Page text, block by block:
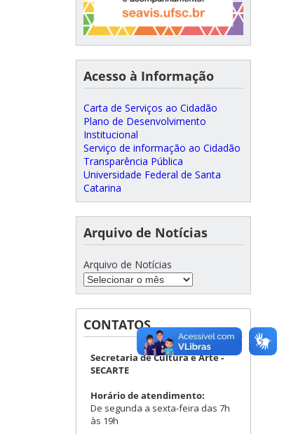
Acesso à Informação
Carta de Serviços ao Cidadão
Plano de Desenvolvimento
Institucional
Serviço de informação ao Cidadão
Transparência Pública
Universidade Federal de Santa
Catarina
Arquivo de Notícias
Arquivo de Notícias
CONTATOS
Secretaria de Cultura e Arte -
SECARTE
Horário de atendimento:
De segunda a sexta-feira das 7h
às 19h